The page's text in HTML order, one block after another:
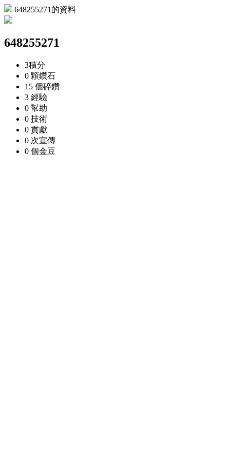
648255271的資料
648255271
3積分
0 顆鑽石
15 個碎鑽
3 經驗
0 幫助
0 技術
0 貢獻
0 次宣傳
0 個金豆